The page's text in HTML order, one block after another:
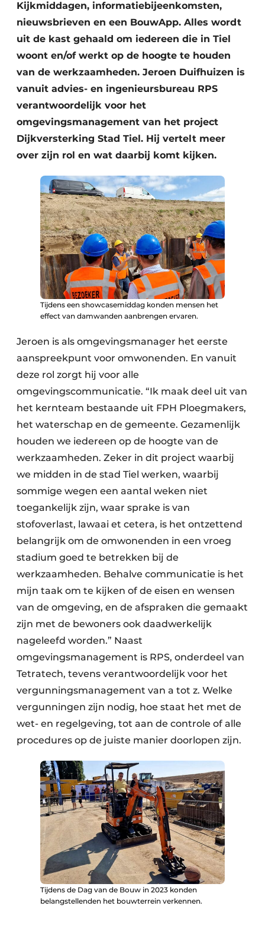
Kopen/Huren/Leasen
Sloop & Recycling
Machines & Materieel
Kijkmiddagen, informatiebijeenkomsten,
nieuwsbrieven en een BouwApp. Alles wordt
uit de kast gehaald om iedereen die in Tiel
woont en/of werkt op de hoogte te houden
van de werkzaamheden. Jeroen Duifhuizen is
vanuit advies- en ingenieursbureau RPS
verantwoordelijk voor het
omgevingsmanagement van het project
Dijkversterking Stad Tiel. Hij vertelt meer
over zijn rol en wat daarbij komt kijken.
Tijdens een showcasemiddag konden mensen het
effect van damwanden aanbrengen ervaren.
Jeroen is als omgevingsmanager het eerste
aanspreekpunt voor omwonenden. En vanuit
deze rol zorgt hij voor alle
omgevingscommunicatie. “Ik maak deel uit van
het kernteam bestaande uit FPH Ploegmakers,
het waterschap en de gemeente. Gezamenlijk
houden we iedereen op de hoogte van de
werkzaamheden. Zeker in dit project waarbij
we midden in de stad Tiel werken, waarbij
sommige wegen een aantal weken niet
toegankelijk zijn, waar sprake is van
stofoverlast, lawaai et cetera, is het ontzettend
belangrijk om de omwonenden in een vroeg
stadium goed te betrekken bij de
werkzaamheden. Behalve communicatie is het
mijn taak om te kijken of de eisen en wensen
van de omgeving, en de afspraken die gemaakt
zijn met de bewoners ook daadwerkelijk
nageleefd worden.” Naast
omgevingsmanagement is RPS, onderdeel van
Tetratech, tevens verantwoordelijk voor het
vergunningsmanagement van a tot z. Welke
vergunningen zijn nodig, hoe staat het met de
wet- en regelgeving, tot aan de controle of alle
procedures op de juiste manier doorlopen zijn.
Tijdens de Dag van de Bouw in 2023 konden
belangstellenden het bouwterrein verkennen.